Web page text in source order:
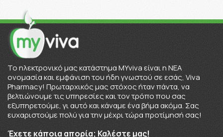
To ηλεκτρονικό μας κατάστημα MYviva είναι η ΝΕΑ
ονομασία και εμφάνιση του ήδη γνωστού σε εσάς, Viva
Pharmacy! Πρωταρχικός μας στόχος ήταν πάντα, να
βελτιώνουμε τις υπηρεσίες και τον τρόπο που σας
εξυπηρετούμε, γι αυτό και κάναμε ένα βήμα ακόμα. Σας
ευχαριστούμε πολύ για την μέχρι τώρα προτίμησή σας!
Έχετε κάποια απορία; Καλέστε μας!